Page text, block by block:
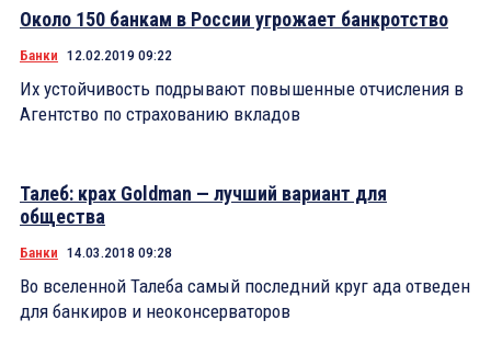
Около 150 банкам в России угрожает банкротство
Банки 12.02.2019 09:22
Их устойчивость подрывают повышенные отчисления в
Агентство по страхованию вкладов
Талеб: крах Goldman — лучший вариант для
общества
Банки 14.03.2018 09:28
Во вселенной Талеба самый последний круг ада отведен
для банкиров и неоконсерваторов